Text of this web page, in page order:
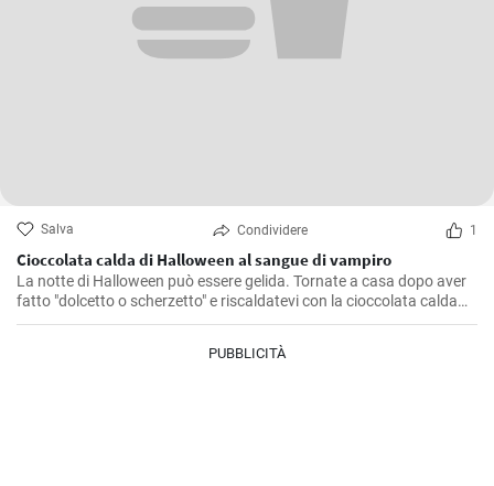
Salva Condividere 1
Cioccolata calda di Halloween al sangue di vampiro
La notte di Halloween può essere gelida. Tornate a casa dopo aver
fatto "dolcetto o scherzetto" e riscaldatevi con la cioccolata calda
bianca al sangue di vampiro. Deliziosa e ricca cioccolata calda
PUBBLICITÀ